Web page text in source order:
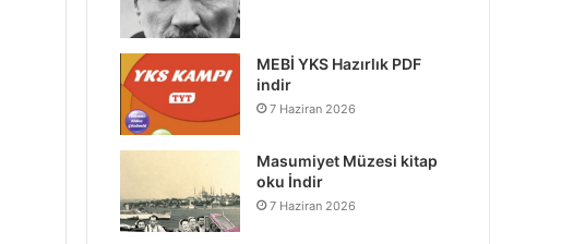
MEBİ YKS Hazırlık PDF
indir
7 Haziran 2026
Masumiyet Müzesi kitap
oku İndir
7 Haziran 2026